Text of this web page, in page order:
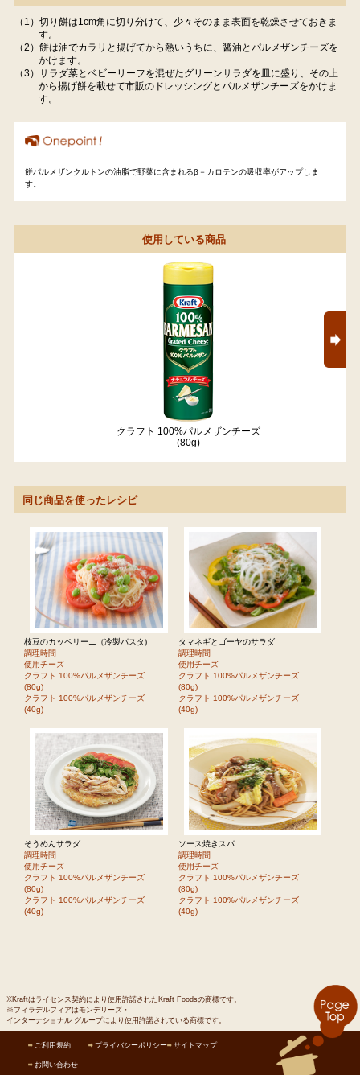
（1）切り餅は1cm角に切り分けて、少々そのまま表面を乾燥させておきま
す。
（2）餅は油でカラリと揚げてから熱いうちに、醤油とパルメザンチーズを
かけます。
（3）サラダ菜とベビーリーフを混ぜたグリーンサラダを皿に盛り、その上
から揚げ餅を載せて市販のドレッシングとパルメザンチーズをかけま
す。
餅パルメザンクルトンの油脂で野菜に含まれるβ－カロテンの吸収率がアップしま
す。
使用している商品
クラフト 100%パルメザンチーズ
(80g)
同じ商品を使ったレシピ
枝豆のカッペリーニ（冷製パスタ)
調理時間
使用チーズ
クラフト 100%パルメザンチーズ
(80g)
クラフト 100%パルメザンチーズ
(40g)
タマネギとゴーヤのサラダ
調理時間
使用チーズ
クラフト 100%パルメザンチーズ
(80g)
クラフト 100%パルメザンチーズ
(40g)
そうめんサラダ
調理時間
使用チーズ
クラフト 100%パルメザンチーズ
(80g)
クラフト 100%パルメザンチーズ
(40g)
ソース焼きスパ
調理時間
使用チーズ
クラフト 100%パルメザンチーズ
(80g)
クラフト 100%パルメザンチーズ
(40g)
※Kraftはライセンス契約により使用許諾されたKraft Foodsの商標です。
※フィラデルフィアはモンデリーズ・
インターナショナル グループにより使用許諾されている商標です。
ご利用規約 プライバシーポリシー サイトマップ
お問い合わせ